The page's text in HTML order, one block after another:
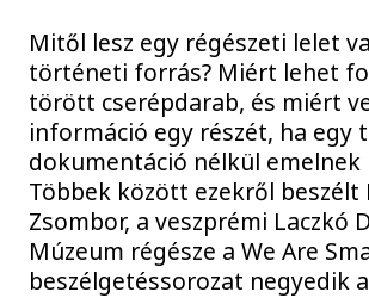
Mitől lesz egy régészeti lelet
történeti forrás? Miért lehet
törött cserépdarab, és miért
információ egy részét, ha egy
dokumentáció nélkül emelnek
Többek között ezekről beszélt
Zsombor, a veszprémi Laczkó
Múzeum régésze a We Are
beszélgetéssorozat negyedik